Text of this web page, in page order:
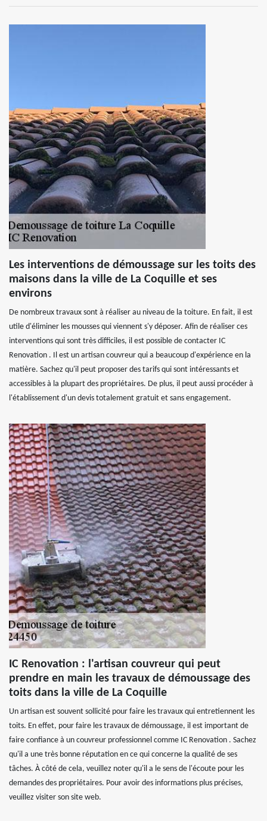
Les interventions de démoussage sur les toits des
maisons dans la ville de La Coquille et ses
environs
De nombreux travaux sont à réaliser au niveau de la toiture. En fait, il est
utile d'éliminer les mousses qui viennent s'y déposer. Afin de réaliser ces
interventions qui sont très difficiles, il est possible de contacter IC
Renovation . Il est un artisan couvreur qui a beaucoup d'expérience en la
matière. Sachez qu'il peut proposer des tarifs qui sont intéressants et
accessibles à la plupart des propriétaires. De plus, il peut aussi procéder à
l'établissement d'un devis totalement gratuit et sans engagement.
IC Renovation : l'artisan couvreur qui peut
prendre en main les travaux de démoussage des
toits dans la ville de La Coquille
Un artisan est souvent sollicité pour faire les travaux qui entretiennent les
toits. En effet, pour faire les travaux de démoussage, il est important de
faire confiance à un couvreur professionnel comme IC Renovation . Sachez
qu'il a une très bonne réputation en ce qui concerne la qualité de ses
tâches. À côté de cela, veuillez noter qu'il a le sens de l'écoute pour les
demandes des propriétaires. Pour avoir des informations plus précises,
veuillez visiter son site web.